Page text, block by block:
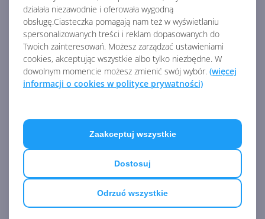
działała niezawodnie i oferowała wygodną
obsługę.Ciasteczka pomagają nam też w wyświetlaniu
spersonalizowanych treści i reklam dopasowanych do
Twoich zainteresowań. Możesz zarządzać ustawieniami
cookies, akceptując wszystkie albo tylko niezbędne. W
dowolnym momencie możesz zmienić swój wybór. (więcej
informacji o cookies w polityce prywatności)
Odrzuć wszystkie
Dostosuj
Zaakceptuj wszystkie
Zapraszamy na darmowe
warsztaty: 4 sposoby na
ochronę danych w chmurze w
dobie AI
sprzedażowego na Onex Day
vol. 3
Czas na zapowiedź kolejnej
Zobacz